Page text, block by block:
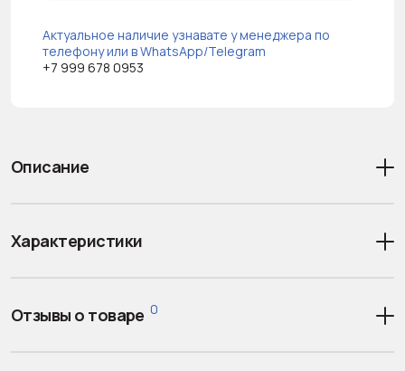
Актуальное наличие узнавате у менеджера по
телефону или в WhatsApp/Telegram
+7 999 678 0953
Описание
Характеристики
Отзывы о товаре 0